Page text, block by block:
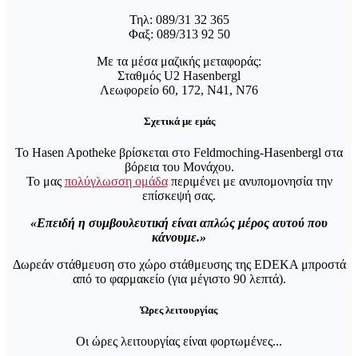
Τηλ: 089/31 32 365
Φαξ: 089/313 92 50
Με τα μέσα μαζικής μεταφοράς:
Σταθμός U2 Hasenbergl
Λεωφορείο 60, 172, N41, N76
Σχετικά με εμάς
Το Hasen Apotheke βρίσκεται στο Feldmoching-Hasenbergl στα
βόρεια του Μονάχου.
Το μας πολύγλωσση ομάδαπεριμένει με ανυπομονησία την
επίσκεψή σας.
Επειδή η συμβουλευτική είναι απλώς μέρος αυτού που
κάνουμε.
Δωρεάν στάθμευση στο χώρο στάθμευσης της EDEKA μπροστά
από το φαρμακείο (για μέγιστο 90 λεπτά).
Ώρες λειτουργίας
Οι ώρες λειτουργίας είναι φορτωμένες...